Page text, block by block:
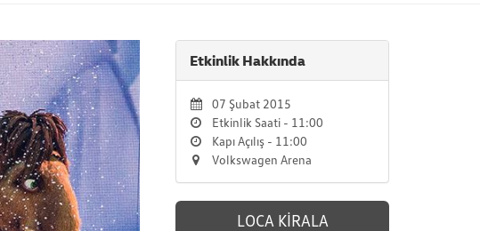
Etkinlik Hakkında
07 Şubat 2015
Etkinlik Saati - 11:00
Kapı Açılış - 11:00
Volkswagen Arena
LOCA KİRALA